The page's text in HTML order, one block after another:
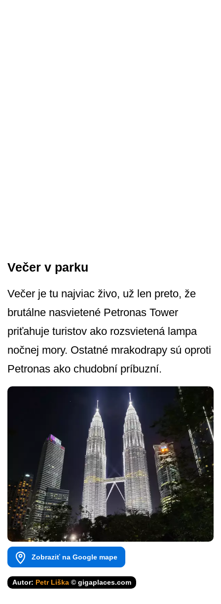
Večer v parku
Večer je tu najviac živo, už len preto, že
brutálne nasvietené Petronas Tower
priťahuje turistov ako rozsvietená lampa
nočnej mory. Ostatné mrakodrapy sú oproti
Petronas ako chudobní príbuzní.
Zobraziť na Google mape
Autor: Petr Liška © gigaplaces.com